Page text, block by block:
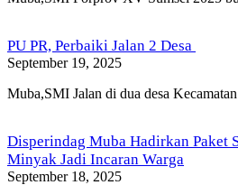
PU PR, Perbaiki Jalan 2 Desa
September 19, 2025
Muba,SMI Jalan di dua desa
Disperindag Muba Hadirkan Paket
Minyak Jadi Incaran Warga
September 18, 2025